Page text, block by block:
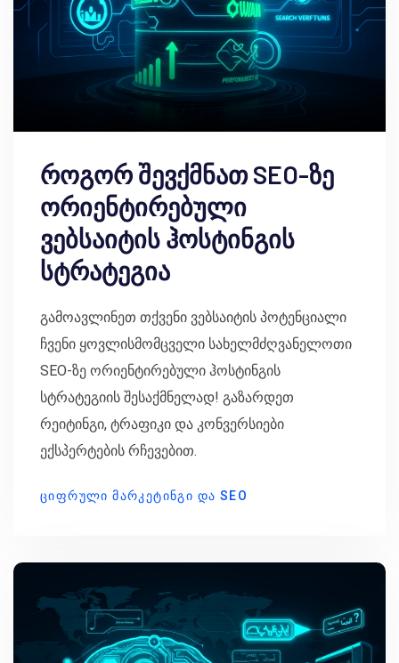
როგორ შევქმნათ SEO-ზე
ორიენტირებული
ვებსაიტის ჰოსტინგის
სტრატეგია
გამოავლინეთ თქვენი ვებსაიტის პოტენციალი
ჩვენი ყოვლისმომცველი სახელმძღვანელოთი
SEO-ზე ორიენტირებული ჰოსტინგის
სტრატეგიის შესაქმნელად! გაზარდეთ
რეიტინგი, ტრაფიკი და კონვერსიები
ექსპერტების რჩევებით.
ᲪᲘᲤᲠᲣᲚᲘ ᲛᲐᲠᲙᲔᲢᲘᲜᲒᲘ ᲓᲐ SEO